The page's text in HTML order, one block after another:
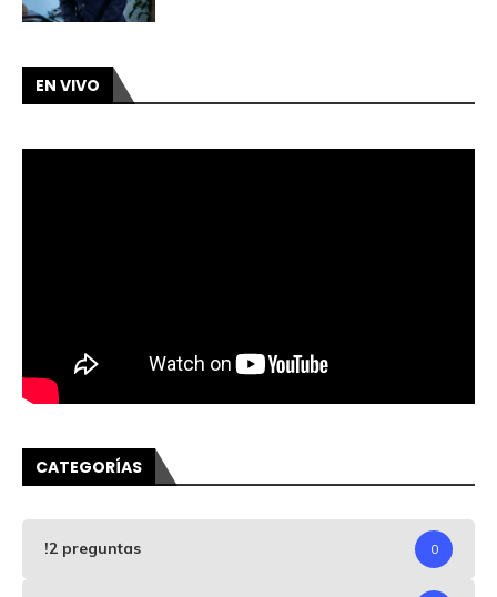
EN VIVO
CATEGORÍAS
!2 preguntas 0